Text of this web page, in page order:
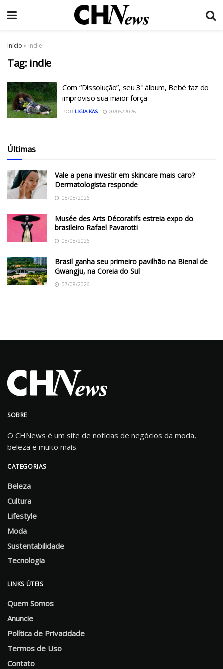
Início » indie
Tag: indie
Com “Dissolução”, seu 3º álbum, Bebé faz do
improviso sua maior força
POR LIGIA KAS 20/05/2026
Últimas
Vale a pena investir em skincare mais caro?
Dermatologista responde
08/08/2026
Musée des Arts Décoratifs estreia expo do
brasileiro Rafael Pavarotti
08/08/2026
Brasil ganha seu primeiro pavilhão na Bienal de
Gwangju, na Coreia do Sul
07/08/2026
SOBRE
O CHNews é um site de notícias de negócios da moda,
beleza e muito mais.
CATEGORIAS
Beleza
Cultura
Lifestyle
Moda
Sustentabilidade
Tecnologia
LINKS ÚTEIS
Quem Somos
Anuncie
Política de Privacidade
Termos de Uso
Contato